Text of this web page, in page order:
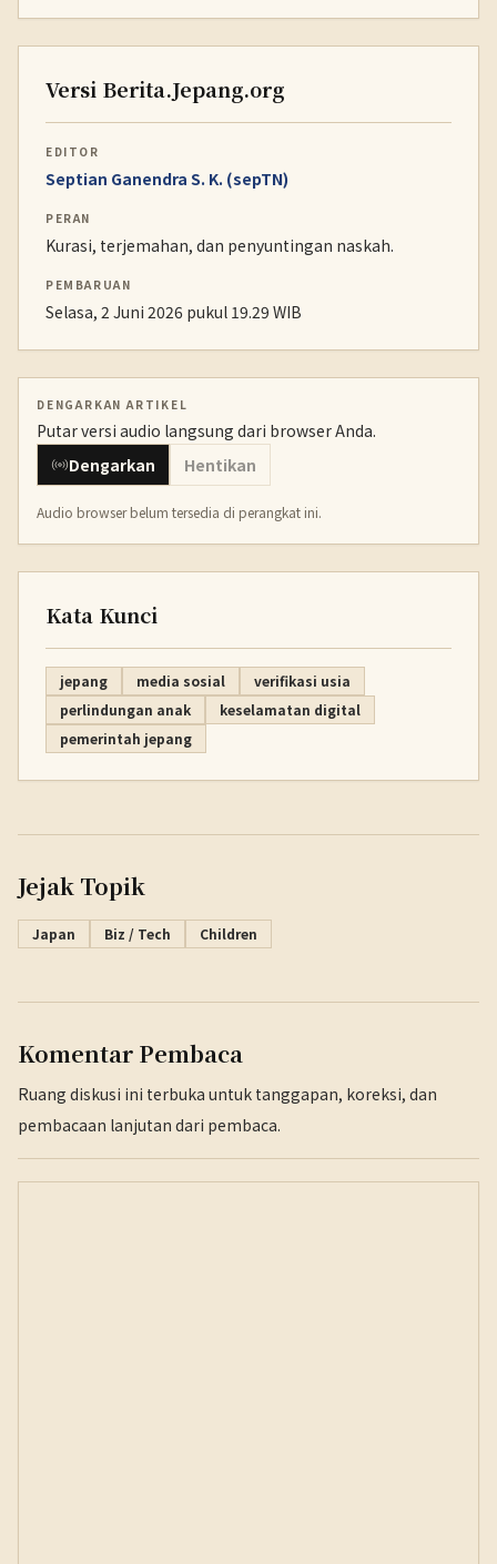
Versi Berita.Jepang.org
EDITOR
Septian Ganendra S. K. (sepTN)
PERAN
Kurasi, terjemahan, dan penyuntingan naskah.
PEMBARUAN
Selasa, 2 Juni 2026 pukul 19.29 WIB
DENGARKAN ARTIKEL
Putar versi audio langsung dari browser Anda.
Dengarkan
Hentikan
Audio browser belum tersedia di perangkat ini.
Kata Kunci
jepang media sosial
verifikasi usia
perlindungan anak
keselamatan digital
pemerintah jepang
Jejak Topik
Japan Biz / Tech Children
Komentar Pembaca
Ruang diskusi ini terbuka untuk tanggapan, koreksi, dan
pembacaan lanjutan dari pembaca.